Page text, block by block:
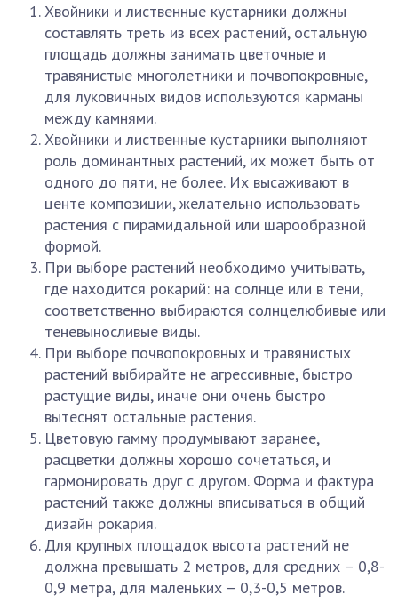
Хвойники и лиственные кустарники должны
составлять треть из всех растений, остальную
площадь должны занимать цветочные и
травянистые многолетники и почвопокровные,
для луковичных видов используются карманы
между камнями.
Хвойники и лиственные кустарники выполняют
роль доминантных растений, их может быть от
одного до пяти, не более. Их высаживают в
центе композиции, желательно использовать
растения с пирамидальной или шарообразной
формой.
При выборе растений необходимо учитывать,
где находится рокарий: на солнце или в тени,
соответственно выбираются солнцелюбивые или
теневыносливые виды.
При выборе почвопокровных и травянистых
растений выбирайте не агрессивные, быстро
растущие виды, иначе они очень быстро
вытеснят остальные растения.
Цветовую гамму продумывают заранее,
расцветки должны хорошо сочетаться, и
гармонировать друг с другом. Форма и фактура
растений также должны вписываться в общий
дизайн рокария.
Для крупных площадок высота растений не
должна превышать 2 метров, для средних – 0,8-
0,9 метра, для маленьких – 0,3-0,5 метров.